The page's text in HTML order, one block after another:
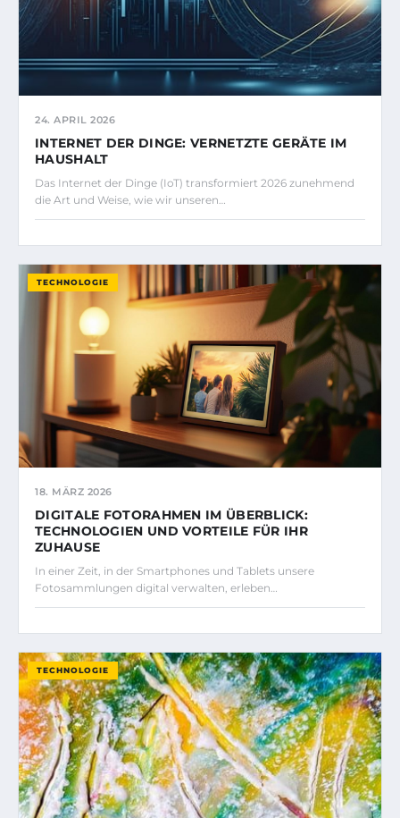
24. APRIL 2026
INTERNET DER DINGE: VERNETZTE GERÄTE IM
HAUSHALT
Das Internet der Dinge (IoT) transformiert 2026 zunehmend
die Art und Weise, wie wir unseren…
TECHNOLOGIE
18. MÄRZ 2026
DIGITALE FOTORAHMEN IM ÜBERBLICK:
TECHNOLOGIEN UND VORTEILE FÜR IHR
ZUHAUSE
In einer Zeit, in der Smartphones und Tablets unsere
Fotosammlungen digital verwalten, erleben…
TECHNOLOGIE